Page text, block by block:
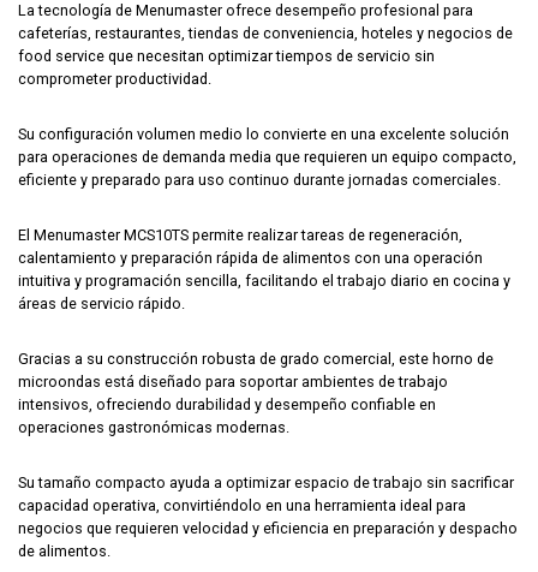
La tecnología de Menumaster ofrece desempeño profesional para
cafeterías, restaurantes, tiendas de conveniencia, hoteles y negocios de
food service que necesitan optimizar tiempos de servicio sin
comprometer productividad.
Su configuración volumen medio lo convierte en una excelente solución
para operaciones de demanda media que requieren un equipo compacto,
eficiente y preparado para uso continuo durante jornadas comerciales.
El Menumaster MCS10TS permite realizar tareas de regeneración,
calentamiento y preparación rápida de alimentos con una operación
intuitiva y programación sencilla, facilitando el trabajo diario en cocina y
áreas de servicio rápido.
Gracias a su construcción robusta de grado comercial, este horno de
microondas está diseñado para soportar ambientes de trabajo
intensivos, ofreciendo durabilidad y desempeño confiable en
operaciones gastronómicas modernas.
Su tamaño compacto ayuda a optimizar espacio de trabajo sin sacrificar
capacidad operativa, convirtiéndolo en una herramienta ideal para
negocios que requieren velocidad y eficiencia en preparación y despacho
de alimentos.